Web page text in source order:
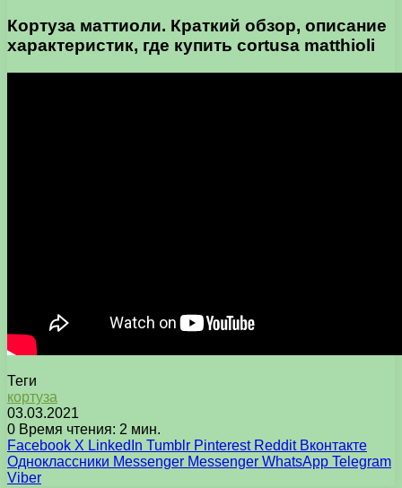
Кортуза маттиоли. Краткий обзор, описание
характеристик, где купить cortusa matthioli
Теги
кортуза
03.03.2021
0 Время чтения: 2 мин.
Facebook X LinkedIn Tumblr Pinterest Reddit Вконтакте
Одноклассники Messenger Messenger WhatsApp Telegram
Viber